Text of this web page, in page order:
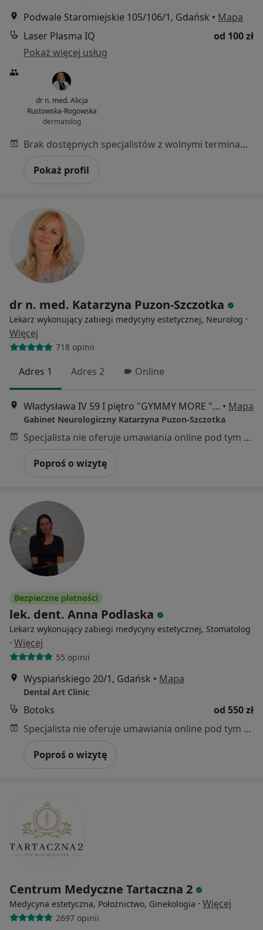
Podwale Staromiejskie 105/106/1, Gdańsk • Mapa
Laser Plasma IQ
od 100 zł
Pokaż więcej usług
dr n. med. Alicja
Rustowska-Rogowska
dermatolog
Brak dostępnych specjalistów z wolnymi terminami w tym centrum medycznym.
Pokaż profil
dr n. med. Katarzyna Puzon-Szczotka
Lekarz wykonujący zabiegi medycyny estetycznej, Neurolog ·
Więcej
718 opinii
Adres 1 Adres 2 Online
Władysława IV 59 I piętro "GYMMY MORE ", Gdynia • Mapa
Gabinet Neurologiczny Katarzyna Puzon-Szczotka
Specjalista nie oferuje umawiania online pod tym adresem.
Poproś o wizytę
Bezpieczne płatności
lek. dent. Anna Podlaska
Lekarz wykonujący zabiegi medycyny estetycznej, Stomatolog
· Więcej
55 opinii
Wyspiańskiego 20/1, Gdańsk • Mapa
Dental Art Clinic
Botoks
od 550 zł
Specjalista nie oferuje umawiania online pod tym adresem.
Poproś o wizytę
Centrum Medyczne Tartaczna 2
Medycyna estetyczna, Położnictwo, Ginekologia · Więcej
2697 opinii